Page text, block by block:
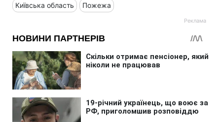
Київська область Пожежа